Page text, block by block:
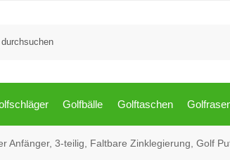
Golfbälle Golftaschen
Anfänger, 3-teilig, Faltbare Zinklegierung, Golf